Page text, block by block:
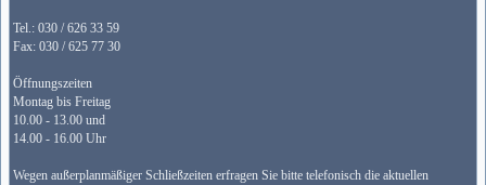
Tel.: 030 / 626 33 59
Fax: 030 / 625 77 30
Öffnungszeiten
Montag bis Freitag
10.00 - 13.00 und
14.00 - 16.00 Uhr
Wegen außerplanmäßiger Schließzeiten erfragen Sie bitte telefonisch die aktuellen